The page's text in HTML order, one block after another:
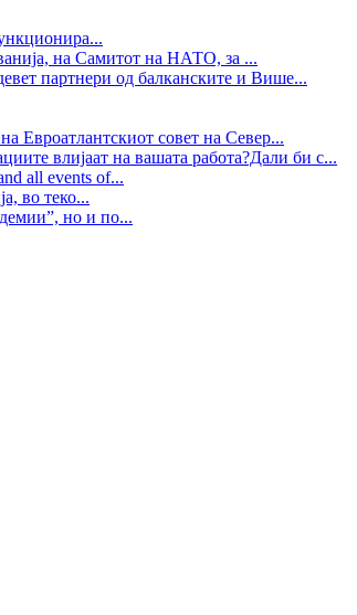
на Самитот на НАТО, за ...
партнери од балканските и Више...
Евроатлантскиот совет на Север...
влијаат на вашата работа?Дали би с...
all events of...
во теко...
но и по...